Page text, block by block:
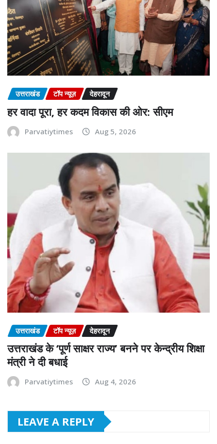
उत्तराखंड टॉप न्यूज़ देहरादून
हर वादा पूरा, हर कदम विकास की ओर: सीएम
Parvatiytimes Aug 5, 2026
उत्तराखंड टॉप न्यूज़ देहरादून
उत्तराखंड के ‘पूर्ण साक्षर राज्य’ बनने पर केन्द्रीय शिक्षा
मंत्री ने दी बधाई
Parvatiytimes Aug 4, 2026
LEAVE A REPLY